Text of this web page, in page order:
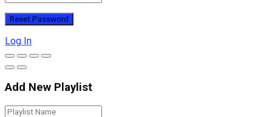
Log In
Add New Playlist